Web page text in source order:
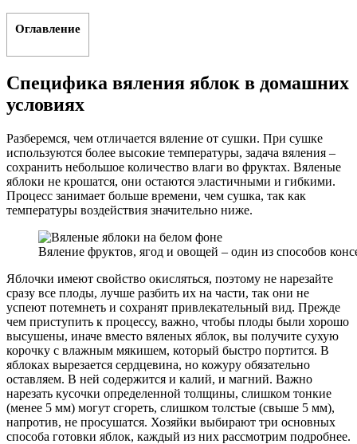
Оглавление
Специфика вяления яблок в домашних
условиях
Разберемся, чем отличается вяление от сушки. При сушке
используются более высокие температуры, задача вяления –
сохранить небольшое количество влаги во фруктах. Вяленые
яблоки не крошатся, они остаются эластичными и гибкими.
Процесс занимает больше времени, чем сушка, так как
температуры воздействия значительно ниже.
Вяление фруктов, ягод и овощей – один из способов
Яблочки имеют свойство окисляться, поэтому не нарезайте
сразу все плоды, лучше разбить их на части, так они не
успеют потемнеть и сохранят привлекательный вид. Прежде
чем приступить к процессу, важно, чтобы плоды были хорошо
высушены, иначе вместо вяленых яблок, вы получите сухую
корочку с влажным мякишем, который быстро портится. В
яблоках вырезается сердцевина, но кожуру обязательно
оставляем. В ней содержится и калий, и магний. Важно
нарезать кусочки определенной толщины, слишком тонкие
(менее 5 мм) могут сгореть, слишком толстые (свыше 5 мм),
напротив, не просушатся. Хозяйки выбирают три основных
способа готовки яблок, каждый из них рассмотрим подробнее.